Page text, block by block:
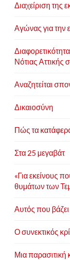
Διαχείριση της
Αγώνας για την
Νότιας Αττικής
Αναζητείται
Δικαιοσύνη
Πώς τα
Στα 25 μεγαβάτ
«Για εκείνους
θυμάτων των
Αυτός που
Ο συνεκτικός
Μια παρασιτική